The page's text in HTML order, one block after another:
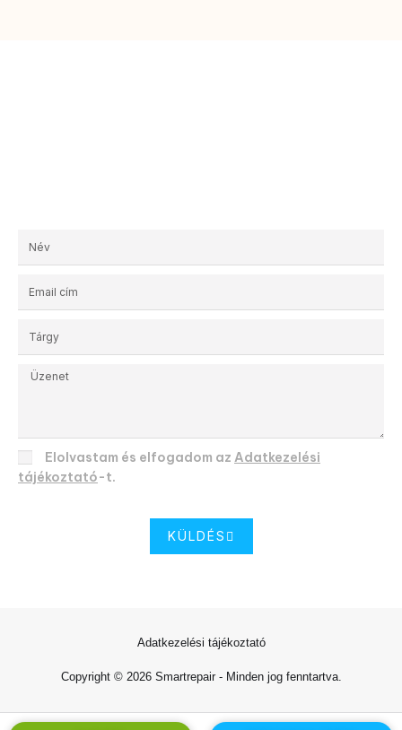
Elolvastam és elfogadom az Adatkezelési
tájékoztató-t.
KÜLDÉS
Copyright © 2026 Smartrepair - Minden jog fenntartva.
Adatkezelési tájékoztató